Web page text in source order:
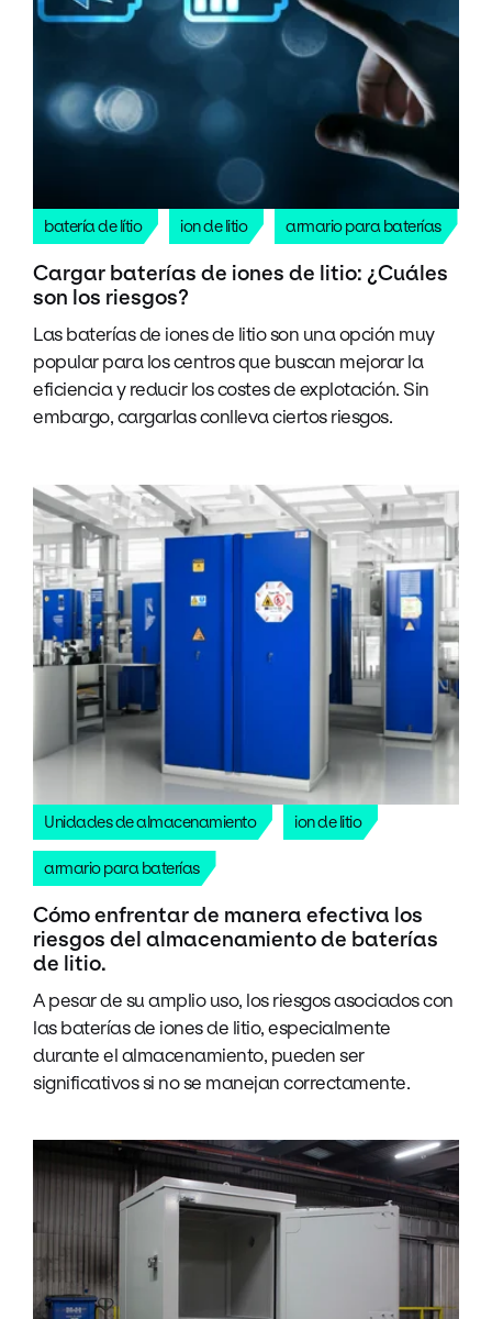
batería de lítio ion de litio armario para baterías
Cargar baterías de iones de litio: ¿Cuáles
son los riesgos?
Las baterías de iones de litio son una opción muy
popular para los centros que buscan mejorar la
eficiencia y reducir los costes de explotación. Sin
embargo, cargarlas conlleva ciertos riesgos.
Unidades de almacenamiento ion de litio
armario para baterías
Cómo enfrentar de manera efectiva los
riesgos del almacenamiento de baterías
de litio.
A pesar de su amplio uso, los riesgos asociados con
las baterías de iones de litio, especialmente
durante el almacenamiento, pueden ser
significativos si no se manejan correctamente.